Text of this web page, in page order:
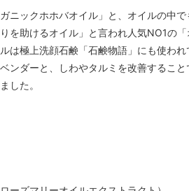
ニックホホバオイル」と、オイルの中
を助けるオイル」と言われ人気NO1の
は極上洗顔石鹸「石鹸物語」にも使われ
ンダーと、しわやタルミを改善するこ
した。